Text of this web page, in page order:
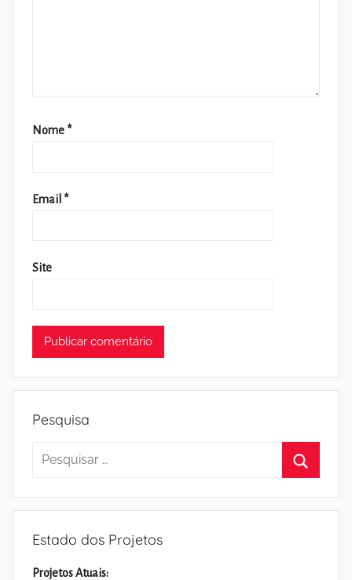
Nome *
Email *
Site
Pesquisa
Pesquisar
Estado dos Projetos
Projetos Atuais: